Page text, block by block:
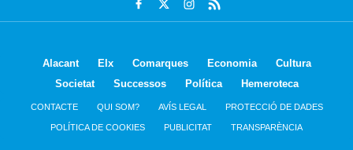
Alacant Elx Comarques Economia
Cultura
Societat
Successos Política Hemeroteca
CONTACTE QUI SOM? AVÍS LEGAL PROTECCIÓ DE DADES
POLÍTICA DE COOKIES PUBLICITAT TRANSPARÈNCIA